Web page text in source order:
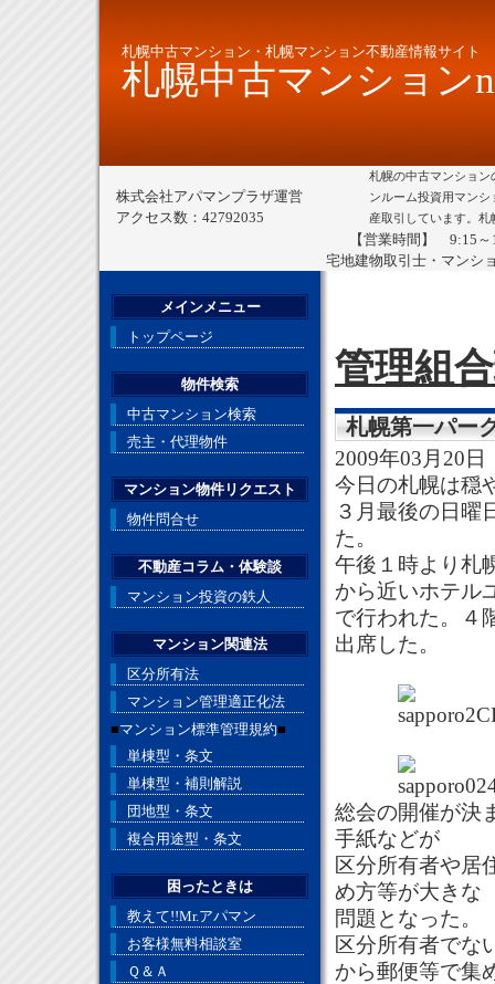
札幌中古マンション・札幌マンション不動産情報サイト
札幌中古マンション
株式会社アパマンプラザ運営
アクセス数：42792035
札幌の中古マンショ
ンルーム投資用マン
産取引しています。
【営業時間】 9:15
宅地建物取引士・マンシ
管理組
札幌第一パー
2009年03月20日
今日の札幌は穏
３月最後の日曜
た。
午後１時より札
から近いホテル
で行われた。４
出席した。
総会の開催が決
手紙などが
区分所有者や居
め方等が大きな
問題となった。
区分所有者でな
から郵便等で集
メインメニュー
トップページ
物件検索
中古マンション検索
売主・代理物件
マンション物件リクエスト
物件問合せ
不動産コラム・体験談
マンション投資の鉄人
マンション関連法
区分所有法
マンション管理適正化法
■マンション標準管理規約■
単棟型・条文
単棟型・補則解説
団地型・条文
複合用途型・条文
困ったときは
教えて!!Mr.アパマン
お客様無料相談室
Ｑ＆Ａ